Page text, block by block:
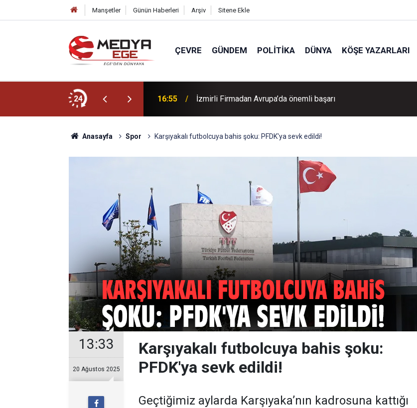
Manşetler Günün Haberleri Arşiv Sitene Ekle
ÇEVRE GÜNDEM POLITIKA DÜNYA KÖŞE YAZARLARI
24 16:55 İzmirli Firmadan Avrupa’da önemli başarı
Anasayfa Spor Karşıyakalı futbolcuya bahis şoku: PFDK'ya sevk edildi!
13:33
20 Ağustos 2025
Karşıyakalı futbolcuya bahis şoku:
PFDK'ya sevk edildi!
Geçtiğimiz aylarda Karşıyaka’nın kadrosuna kattığı